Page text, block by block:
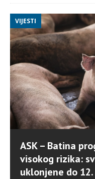
VIJESTI
ASK – Batina
visokog rizika:
uklonjene do